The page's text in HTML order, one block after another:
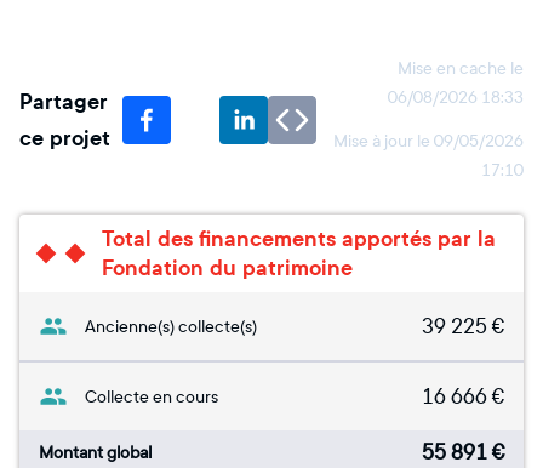
Partager
ce projet
Mise en cache le
06/08/2026 18:33
Mise à jour le 09/05/2026
17:10
Total des financements apportés par la
Fondation du patrimoine
Ancienne(s) collecte(s) 39 225 €
Collecte en cours 16 666€
Montant global 55 891€